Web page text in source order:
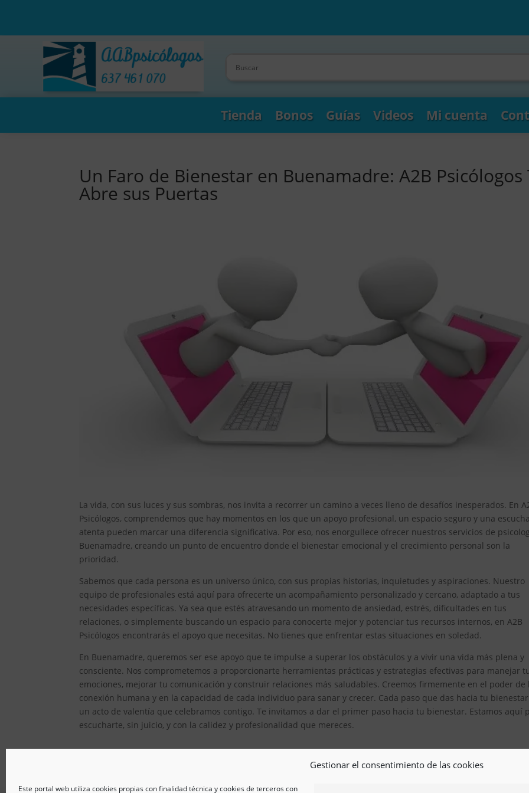
Gestionar el consentimiento de las cookies
Este portal web utiliza cookies propias con finalidad técnica y cookies de terceros con
Tienda Bonos Guías Videos Mi cuenta
Un Faro de Bienestar en Buenamadre: A2B Psicólogos
Abre sus Puertas
La vida, con sus luces y sus sombras, nos invita a recorrer un camino a veces lleno de desafíos inesperados. En
Psicólogos, comprendemos que hay momentos en los que un apoyo profesional, un espacio seguro y una
atenta pueden marcar una diferencia significativa. Por eso, nos enorgullece ofrecer nuestros servicios de
Buenamadre, creando un punto de encuentro donde el bienestar emocional y el crecimiento personal son la
prioridad.
Sabemos que cada persona es un universo único, con sus propias historias, inquietudes y aspiraciones. Nuestro
equipo de profesionales está aquí para ofrecerte un acompañamiento personalizado y cercano, adaptado a tus
necesidades específicas. Ya sea que estés atravesando un momento de ansiedad, estrés, dificultades en tus
relaciones, o simplemente buscando un espacio para conocerte mejor y potenciar tus recursos internos, en A2B
Psicólogos encontrarás el apoyo que necesitas. No tienes que enfrentar estas situaciones en soledad.
En Buenamadre, queremos ser ese apoyo que te impulse a superar los obstáculos y a vivir una vida más plena y
consciente. Nos comprometemos a proporcionarte herramientas prácticas y estrategias efectivas para manejar
emociones, mejorar tu comunicación y construir relaciones más saludables. Creemos firmemente en el poder de
conexión humana y en la capacidad de cada individuo para sanar y crecer. Cada paso que das hacia tu
un acto de valentía que celebramos contigo. Te invitamos a dar el primer paso hacia tu bienestar. Estamos aquí
escucharte, sin juicio, y con la calidez y profesionalidad que mereces.